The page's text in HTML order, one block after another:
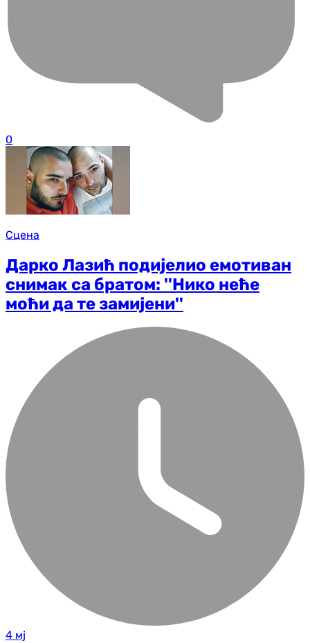
0
Сцена
Дарко Лазић подијелио емотиван
снимак са братом: ''Нико неће
моћи да те замијени''
4 мј